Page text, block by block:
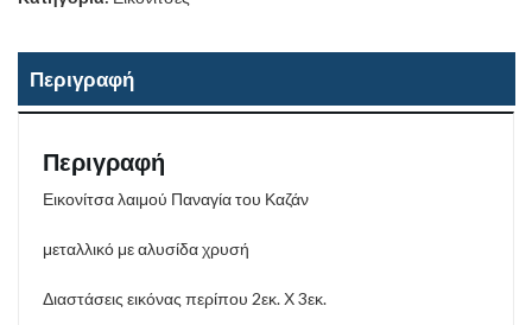
Περιγραφή
Περιγραφή
Εικονίτσα λαιμού Παναγία του Καζάν
μεταλλικό με αλυσίδα χρυσή
Διαστάσεις εικόνας περίπου 2εκ. Χ 3εκ.